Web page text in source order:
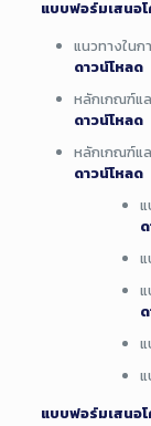
แบบฟอร์มเสนอ
แนวทางในก
ดาวน์โหลด
หลักเกณฑ์แ
ดาวน์โหลด
หลักเกณฑ์แ
ดาวน์โหลด
แบบฟอร์มเสนอ